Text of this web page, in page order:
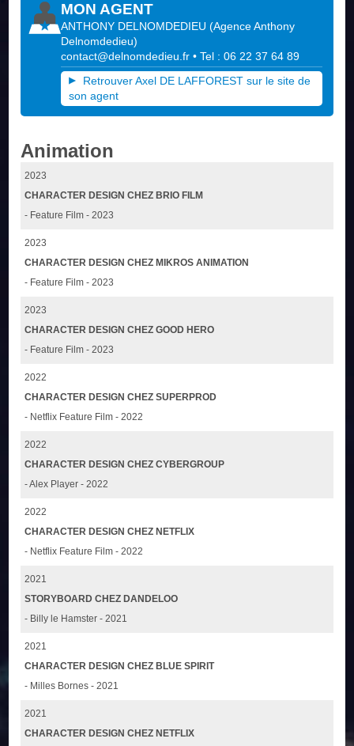
MON AGENT
ANTHONY DELNOMDEDIEU (Agence Anthony
Delnomdedieu)
contact@delnomdedieu.fr • Tel : 06 22 37 64 89
Retrouver Axel DE LAFFOREST sur le site de
son agent
Animation
2023
CHARACTER DESIGN CHEZ BRIO FILM
- Feature Film - 2023
2023
CHARACTER DESIGN CHEZ MIKROS ANIMATION
- Feature Film - 2023
2023
CHARACTER DESIGN CHEZ GOOD HERO
- Feature Film - 2023
2022
CHARACTER DESIGN CHEZ SUPERPROD
- Netflix Feature Film - 2022
2022
CHARACTER DESIGN CHEZ CYBERGROUP
- Alex Player - 2022
2022
CHARACTER DESIGN CHEZ NETFLIX
- Netflix Feature Film - 2022
2021
STORYBOARD CHEZ DANDELOO
- Billy le Hamster - 2021
2021
CHARACTER DESIGN CHEZ BLUE SPIRIT
- Milles Bornes - 2021
2021
CHARACTER DESIGN CHEZ NETFLIX